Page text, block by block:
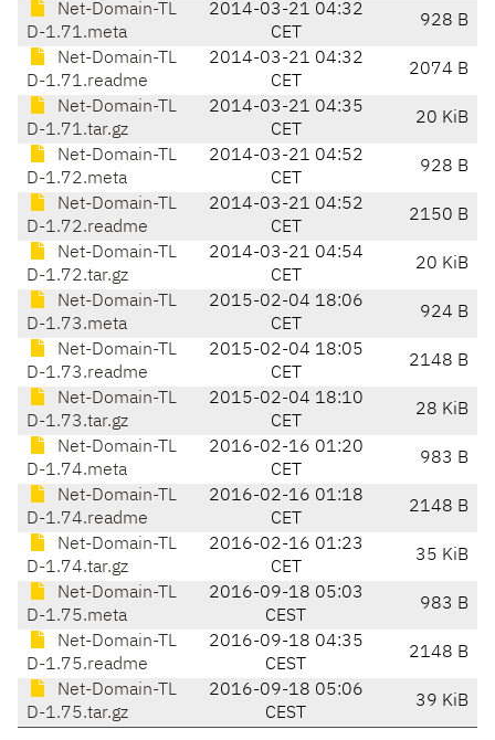
Net-Domain-TL
D-1.71.meta
2014-03-21 04:32
CET
928 B
Net-Domain-TL
D-1.71.readme
2014-03-21 04:32
CET
2074 B
Net-Domain-TL
D-1.71.tar.gz
2014-03-21 04:35
CET
20 KiB
Net-Domain-TL
D-1.72.meta
2014-03-21 04:52
CET
928 B
Net-Domain-TL
D-1.72.readme
2014-03-21 04:52
CET
2150 B
Net-Domain-TL
D-1.72.tar.gz
2014-03-21 04:54
CET
20 KiB
Net-Domain-TL
D-1.73.meta
2015-02-04 18:06
CET
924 B
Net-Domain-TL
D-1.73.readme
2015-02-04 18:05
CET
2148 B
Net-Domain-TL
D-1.73.tar.gz
2015-02-04 18:10
CET
28 KiB
Net-Domain-TL
D-1.74.meta
2016-02-16 01:20
CET
983 B
Net-Domain-TL
D-1.74.readme
2016-02-16 01:18
CET
2148 B
Net-Domain-TL
D-1.74.tar.gz
2016-02-16 01:23
CET
35 KiB
Net-Domain-TL
D-1.75.meta
2016-09-18 05:03
CEST
983 B
Net-Domain-TL
D-1.75.readme
2016-09-18 04:35
CEST
2148 B
Net-Domain-TL
D-1.75.tar.gz
2016-09-18 05:06
CEST
39 KiB